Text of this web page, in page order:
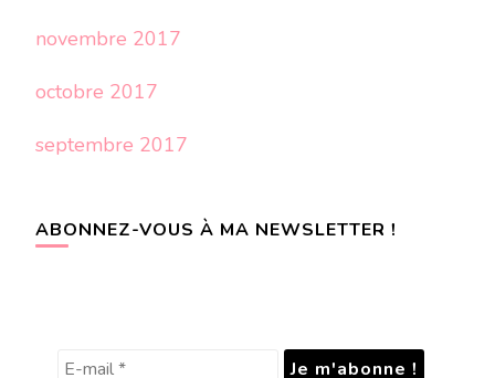
novembre 2017
octobre 2017
septembre 2017
ABONNEZ-VOUS À MA NEWSLETTER !